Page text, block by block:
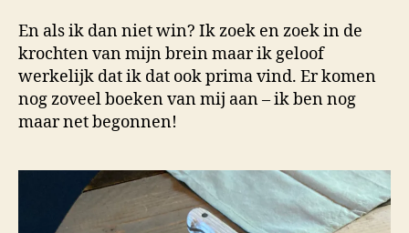
En als ik dan niet win? Ik zoek en zoek in de
krochten van mijn brein maar ik geloof
werkelijk dat ik dat ook prima vind. Er komen
nog zoveel boeken van mij aan – ik ben nog
maar net begonnen!